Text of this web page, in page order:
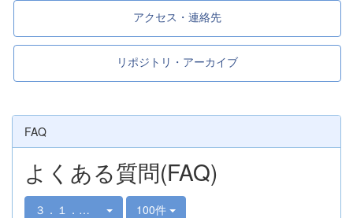
アクセス・連絡先
リポジトリ・アーカイブ
FAQ
よくある質問(FAQ)
３．１．資料の取り寄せ方
100件